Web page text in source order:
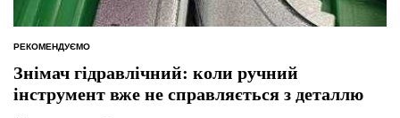
ОПУБЛІКУВАТИ
РЕКОМЕНДУЄМО
Знімач гідравлічний: коли ручний
інструмент вже не справляється з деталлю